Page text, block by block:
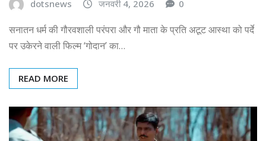
dotsnews जनवरी 4, 2026 0
सनातन धर्म की गौरवशाली परंपरा और गौ माता के प्रति अटूट आस्था को पर्दे
पर उकेरने वाली फिल्म ‘गोदान’ का…
READ MORE